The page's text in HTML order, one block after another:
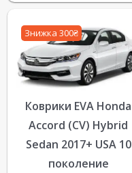
Знижка 300₴
Коврики EVA Honda
Accord (CV) Hybrid
Sedan 2017+ USA 10
поколение